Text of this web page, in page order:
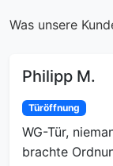
Was unsere
Philipp M.
Türöffnung
WG-Tür,
brachte